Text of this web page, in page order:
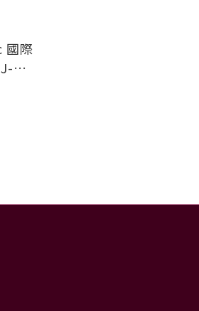
國際
品